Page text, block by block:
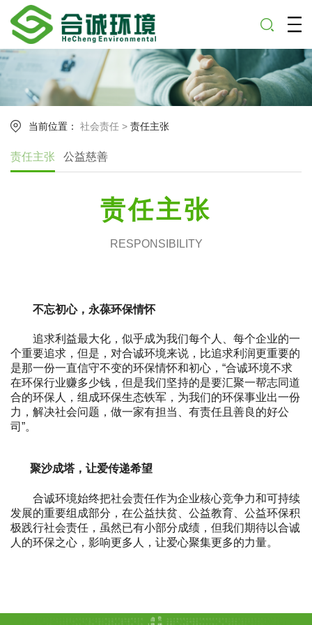
当前位置： 社会责任 > 责任主张
责任主张 公益慈善
责任主张
RESPONSIBILITY
不忘初心，永葆环保情怀
追求利益最大化，似乎成为我们每个人、每个企业的一
个重要追求，但是，对合诚环境来说，比追求利润更重要的
是那一份一直信守不变的环保情怀和初心，“合诚环境不求
在环保行业赚多少钱，但是我们坚持的是要汇聚一帮志同道
合的环保人，组成环保生态铁军，为我们的环保事业出一份
力，解决社会问题，做一家有担当、有责任且善良的好公
司”。
聚沙成塔， 让爱传递希望
合诚环境始终把社会责任作为企业核心竞争力和可持续
发展的重要组成部分，在公益扶贫、公益教育、公益环保积
极践行社会责任，虽然已有小部分成绩，但我们期待以合诚
人的环保之心，影响更多人，让爱心聚集更多的力量。